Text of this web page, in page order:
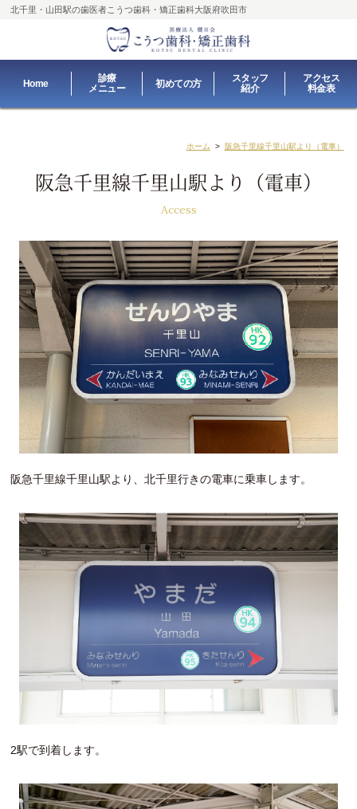
北千里・山田駅の歯医者こうつ歯科・矯正歯科大阪府吹田市
Home
診療
メニュー
初めての方
スタッフ
紹介
アクセス
料金表
ホーム > 阪急千里線千里山駅より（電車）
阪急千里線千里山駅より（電車）
Access
阪急千里線千里山駅より、北千里行きの電車に乗車します。
2駅で到着します。